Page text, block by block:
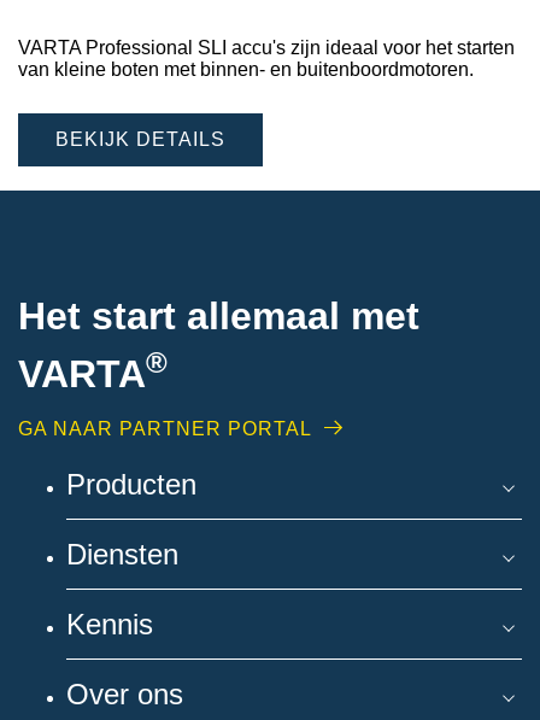
VARTA Professional SLI accu's zijn ideaal voor het starten
van kleine boten met binnen- en buitenboordmotoren.
BEKIJK DETAILS
Het start allemaal met
VARTA®
GA NAAR PARTNER PORTAL
Producten
Diensten
Kennis
Over ons